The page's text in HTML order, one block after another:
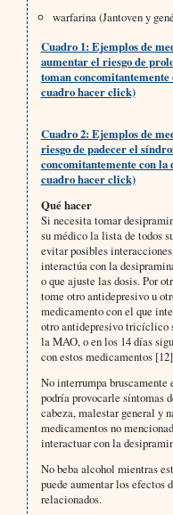
warfarina (Jantoven y
Cuadro 1: Ejemplos de
aumentar el riesgo de
toman
cuadro hacer click)
Cuadro 2: Ejemplos de
riesgo de padecer el
concomitantemente con la
cuadro hacer click)
Qué hacer
Si necesita tomar
su médico la lista de todos
evitar posibles
interactúa con la
o que ajuste las dosis. Por
tome otro antidepresivo u
medicamento con el que
otro antidepresivo tricíclico
la MAO, o en los 14 días
con estos medicamentos
No interrumpa
podría provocarle síntomas
cabeza, malestar general y
medicamentos no
interactuar con la
No beba alcohol mientras
puede aumentar los efectos
relacionados.